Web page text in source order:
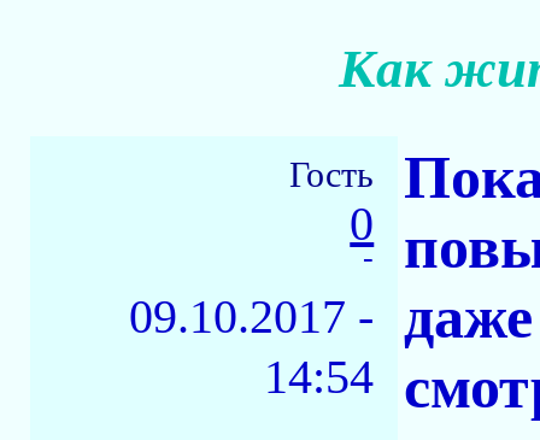
Как
Гость
0
-
09.10.2017 -
14:54